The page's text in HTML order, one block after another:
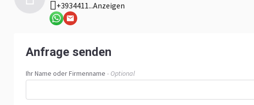
+3934411...Anzeigen
Anfrage senden
Ihr Name oder Firmenname - Optional